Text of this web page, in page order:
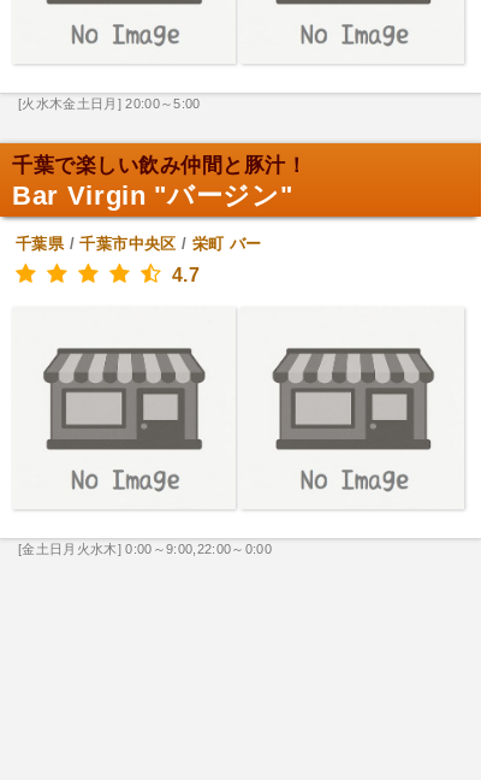
[火水木金土日月] 20:00～5:00
千葉で楽しい飲み仲間と豚汁！
Bar Virgin "バージン"
千葉県/千葉市中央区 / 栄町 バー
4.7
[金土日月火水木] 0:00～9:00,22:00～0:00